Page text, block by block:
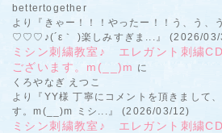
bettertogether
より『きゃー！！！やったー！！う、う、
♡♡♡♪(´ε｀ )楽しみすぎま...』 (2026/03/
ミシン刺繍教室♪ エレガント刺繍
ございます。m(__)m に
くろやなぎ えつこ
より『YY様 丁寧にコメントを頂きまして
す。m(__)m ミシ...』 (2026/03/12)
ミシン刺繍教室♪ エレガント刺繍